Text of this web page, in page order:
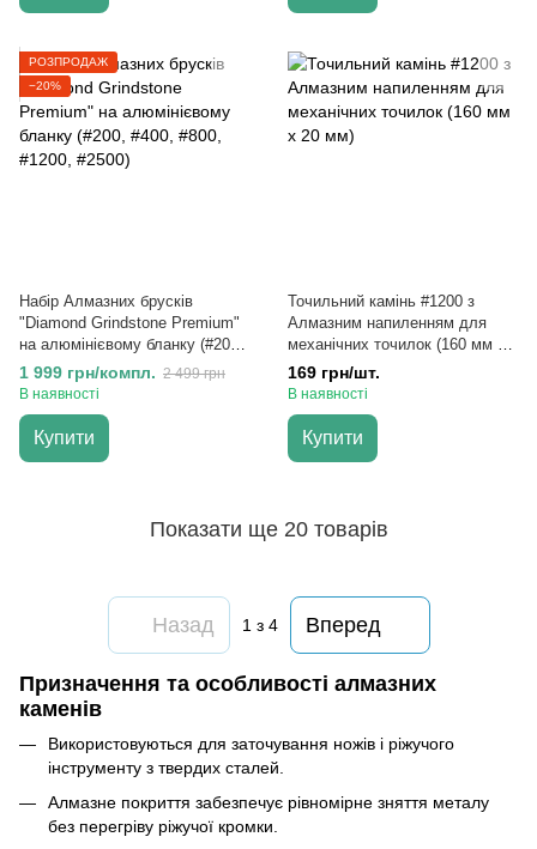
РОЗПРОДАЖ
−20%
Набір Алмазних брусків
"Diamond Grindstone Premium"
на алюмінієвому бланку (#200,
#400, #800, #1200, #2500)
1 999 грн/компл. 2 499 грн
В наявності
Купити
Точильний камінь #1200 з
Алмазним напиленням для
механічних точилок (160 мм х
20 мм)
169 грн/шт.
В наявності
Купити
Показати ще 20 товарів
Назад 1 з 4 Вперед
Призначення та особливості алмазних
каменів
Використовуються для заточування ножів і ріжучого
інструменту з твердих сталей.
Алмазне покриття забезпечує рівномірне зняття металу
без перегріву ріжучої кромки.